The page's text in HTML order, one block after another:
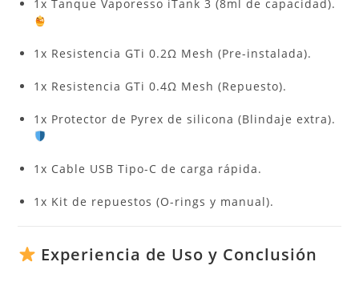
1x Tanque Vaporesso iTank 3 (8ml de capacidad).
1x Resistencia GTi 0.2Ω Mesh (Pre-instalada).
1x Resistencia GTi 0.4Ω Mesh (Repuesto).
1x Protector de Pyrex de silicona (Blindaje extra).
1x Cable USB Tipo-C de carga rápida.
1x Kit de repuestos (O-rings y manual).
Experiencia de Uso y Conclusión